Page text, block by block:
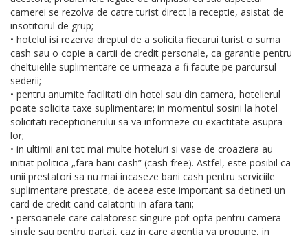
camerei se rezolva de catre turist direct la receptie, asistat de
insotitorul de grup;
• hotelul isi rezerva dreptul de a solicita fiecarui turist o suma
cash sau o copie a cartii de credit personale, ca garantie pentru
cheltuielile suplimentare ce urmeaza a fi facute pe parcursul
sederii;
• pentru anumite facilitati din hotel sau din camera, hotelierul
poate solicita taxe suplimentare; in momentul sosirii la hotel
solicitati receptionerului sa va informeze cu exactitate asupra
lor;
• in ultimii ani tot mai multe hoteluri si vase de croaziera au
initiat politica „fara bani cash” (cash free). Astfel, este posibil ca
unii prestatori sa nu mai incaseze bani cash pentru serviciile
suplimentare prestate, de aceea este important sa detineti un
card de credit cand calatoriti in afara tarii;
• persoanele care calatoresc singure pot opta pentru camera
single sau pentru partaj, caz in care agentia va propune, in